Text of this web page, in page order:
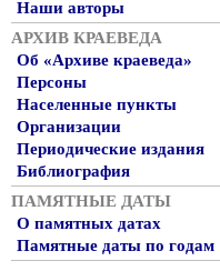
Наши авторы
АРХИВ КРАЕВЕДА
Об «Архиве краеведа»
Персоны
Населенные пункты
Организации
Периодические издания
Библиография
ПАМЯТНЫЕ ДАТЫ
О памятных датах
Памятные даты по годам